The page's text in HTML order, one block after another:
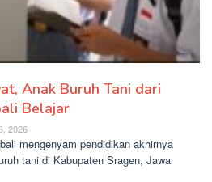
Anak Buruh Tani dari
Belajar
2026
mengenyam pendidikan akhirnya
tani di Kabupaten Sragen, Jawa